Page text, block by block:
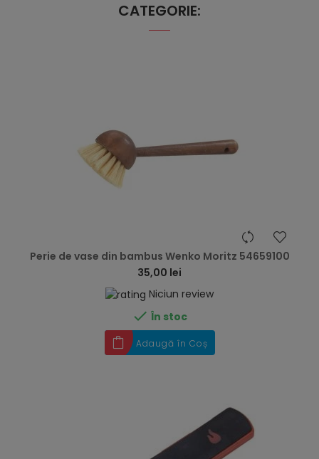
CATEGORIE:
Perie de vase din bambus Wenko Moritz 54659100
35,00 lei
Niciun review
 În stoc
Adaugă în Coș